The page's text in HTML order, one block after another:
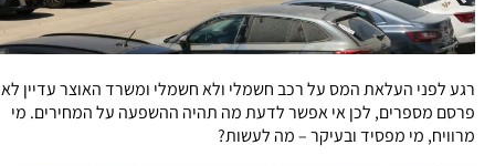
רגע לפני העלאת המס על רכב חשמלי ולא חשמלי ומשרד האוצר עדיין לא
פרסם מספרים, לכן אי אפשר לדעת מה תהיה ההשפעה על המחירים. מי
מרוויח, מי מפסיד ובעיקר – מה לעשות?